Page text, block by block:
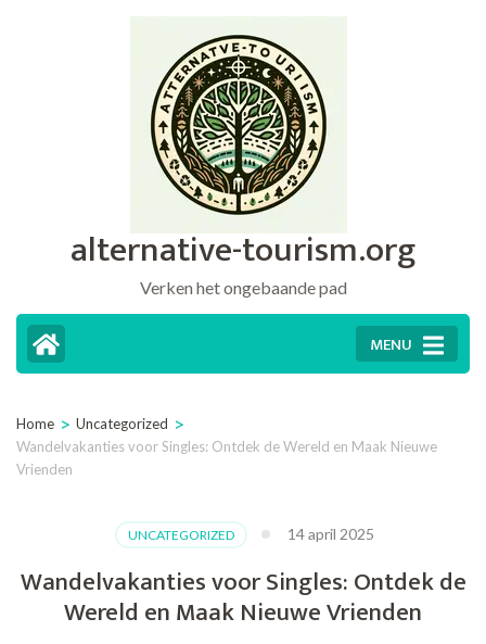
alternative-tourism.org
Verken het ongebaande pad
MENU
Home > Uncategorized >
Wandelvakanties voor Singles: Ontdek de Wereld en Maak Nieuwe
Vrienden
UNCATEGORIZED 14 april 2025
Wandelvakanties voor Singles: Ontdek de
Wereld en Maak Nieuwe Vrienden